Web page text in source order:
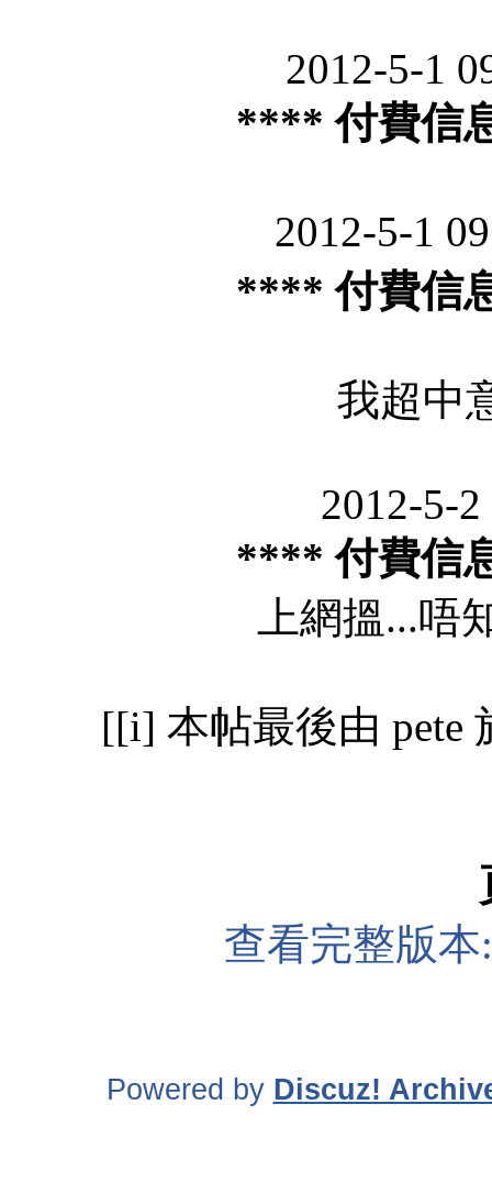
2012-5-1
**** 付費信
2012-5-1
**** 付費信
我超中
2012-5-
**** 付費信
上網搵...唔
[[i] 本帖最後由 pete
查看完整版
Powered by Discuz!